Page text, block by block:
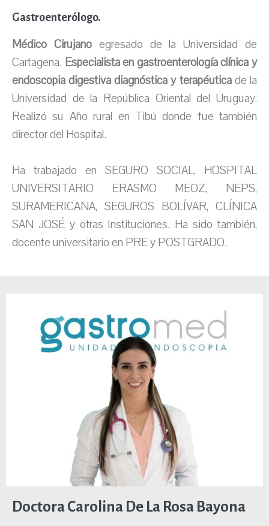
Gastroenterólogo.
Médico Cirujanoegresado de la Universidad de
Cartagena. Especialista en gastroenterología clínica y
endoscopia digestiva diagnóstica y terapéuticade la
Universidad de la República Oriental del Uruguay.
Realizó su Año rural en Tibú donde fue también
director del Hospital.
Ha trabajado en SEGURO SOCIAL, HOSPITAL
UNIVERSITARIO ERASMO MEOZ, NEPS,
SURAMERICANA, SEGUROS BOLÍVAR, CLÍNICA
SAN JOSÉ y otras Instituciones. Ha sido también,
docente universitario en PRE y POSTGRADO.
Doctora Carolina De La Rosa Bayona